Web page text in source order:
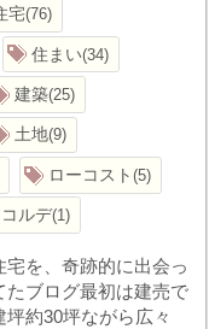
宅 76
住まい 34
建築 25
土地 9
ローコスト 5
ルデ 1
を、奇跡的に出会っ
たブログ最初は建売で
約30坪ながら広々